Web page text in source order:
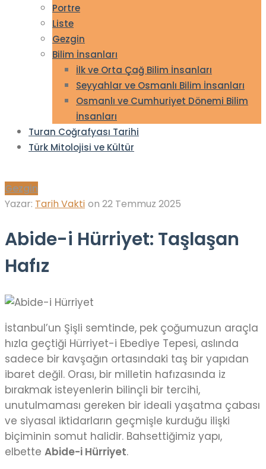
Portre
Liste
Gezgin
Bilim İnsanları
İlk ve Orta Çağ Bilim İnsanları
Seyyahlar ve Osmanlı Bilim İnsanları
Osmanlı ve Cumhuriyet Dönemi Bilim
İnsanları
Turan Coğrafyası Tarihi
Türk Mitolojisi ve Kültür
Gezgin
Yazar: Tarih Vakti on 22 Temmuz 2025
Abide-i Hürriyet: Taşlaşan
Hafız
İstanbul’un Şişli semtinde, pek çoğumuzun araçla
hızla geçtiği Hürriyet-i Ebediye Tepesi, aslında
sadece bir kavşağın ortasındaki taş bir yapıdan
ibaret değil. Orası, bir milletin hafızasında iz
bırakmak isteyenlerin bilinçli bir tercihi,
unutulmaması gereken bir ideali yaşatma çabası
ve siyasal iktidarların geçmişle kurduğu ilişki
biçiminin somut halidir. Bahsettiğimiz yapı,
elbette Abide-i Hürriyet.